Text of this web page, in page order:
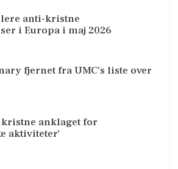
anti-kristne
i Europa i maj 2026
fjernet fra UMC’s liste over
kristne anklaget for
aktiviteter’